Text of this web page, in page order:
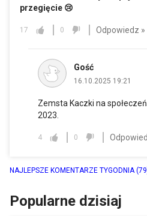
przegięcie 😢
17 0 Odpowiedz »
Gość
16.10.2025 19:21
Zemsta Kaczki na
2023.
4 0
NAJLEPSZE KOMENTARZE TYGODNIA
Popularne dzisiaj